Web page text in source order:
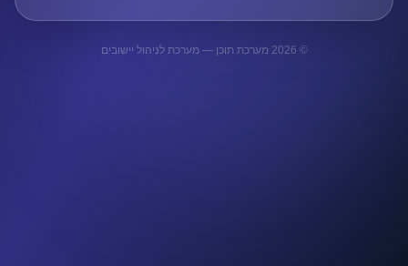
©
2026 מערכת תוכן — מערכת לניהול יישובים